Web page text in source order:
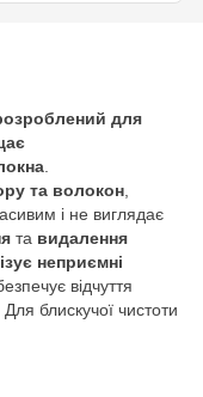
для
та волокон
і не виглядає
та видалення
неприємні
відчуття
блискучої чистоти